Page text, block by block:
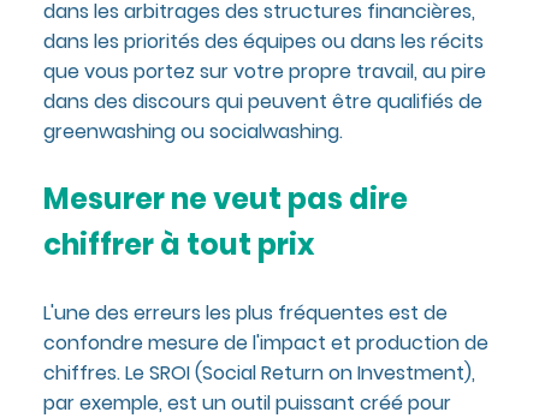
dans les arbitrages des structures financières,
dans les priorités des équipes ou dans les récits
que vous portez sur votre propre travail, au pire
dans des discours qui peuvent être qualifiés de
greenwashing ou socialwashing.
Mesurer ne veut pas dire
chiffrer à tout prix
L'une des erreurs les plus fréquentes est de
confondre mesure de l'impact et production de
chiffres. Le SROI (Social Return on Investment),
par exemple, est un outil puissant créé pour